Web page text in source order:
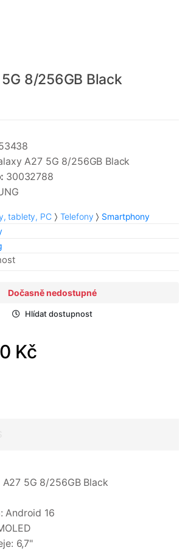
8/256GB Black
A27 5G 8/256GB Black
30032788
tablety, PC Telefony
Smartphony
Dočasně nedostupné
Hlídat dostupnost
Kč
A27 5G 8/256GB Black
Android 16
6,7"